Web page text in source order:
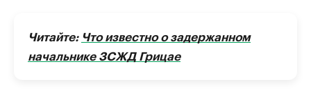
Читайте: Что известно о задержанном
начальнике ЗСЖД Грицае